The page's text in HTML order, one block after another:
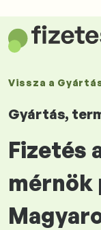
Vissza a
Gyártás,
Fizetés
mérnök